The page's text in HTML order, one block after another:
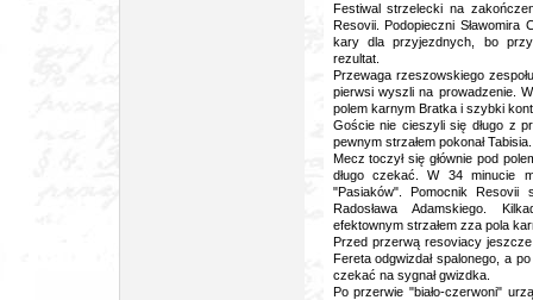
Festiwal strzelecki na
Resovii. Podopieczni
kary dla przyjezdnych, bo
rezultat.
Przewaga rzeszowskiego
pierwsi wyszli na prowadzenie.
polem karnym Bratka i szybki
Goście nie cieszyli się długo z
pewnym strzałem pokonał Tabisia.
Mecz toczył się głównie pod
długo czekać. W 34 minucie
"Pasiaków". Pomocnik Resovii
Radosława Adamskiego.
efektownym strzałem zza pola
Przed przerwą resoviacy
Fereta odgwizdał spalonego, a
czekać na sygnał gwizdka.
Po przerwie "biało-czerwoni"